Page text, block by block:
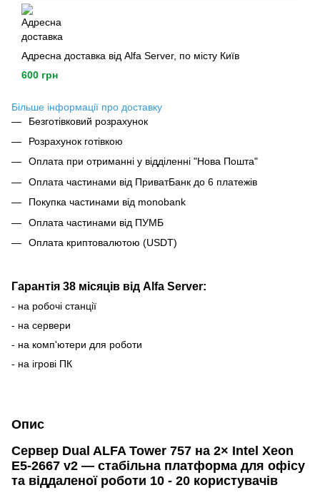
Адресна доставка від Alfa Server, по місту Київ
600 грн
Більше інформації про доставку
Безготівковий розрахунок
Розрахунок готівкою
Оплата при отриманні у відділенні "Нова Пошта"
Оплата частинами від ПриватБанк до 6 платежів
Покупка частинами від monobank
Оплата частинами від ПУМБ
Оплата криптовалютою (USDT)
Гарантія 38 місяців від Alfa Server:
- на робочі станції
- на сервери
- на комп'ютери для роботи
- на ігрові ПК
Опис
Сервер Dual ALFA Tower 757 на 2× Intel Xeon
E5-2667 v2 — стабільна платформа для офісу
та віддаленої роботи 10 - 20 користувачів